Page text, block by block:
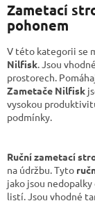
Zametací
pohonem
V této kategorii se
Nilfisk. Jsou
prostorech.
Zametače Nilfisk
vysokou
podmínky.
Ruční zametací
na údržbu. Tyto
jako jsou
listí. Jsou vhodné